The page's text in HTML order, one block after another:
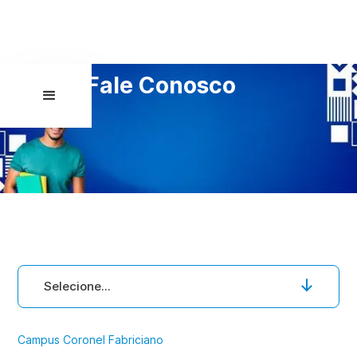
Fale Conosco
Selecione...
Campus Coronel Fabriciano